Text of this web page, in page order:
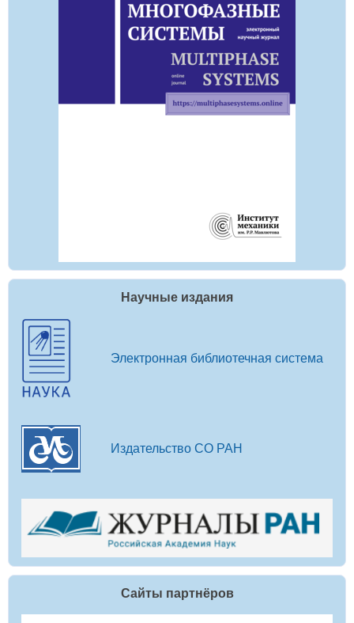
Научные издания
Электронная библиотечная система
Издательство СО РАН
Сайты партнёров